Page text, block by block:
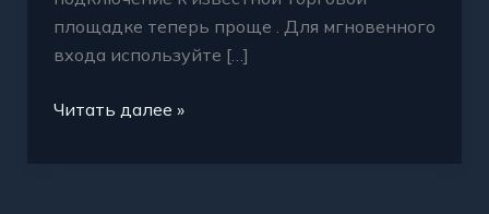
площадке теперь проще . Для мгновенного
входа используйте […]
Читать далее »